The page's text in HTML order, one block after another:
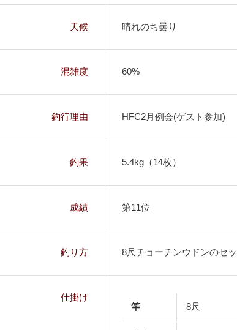
天候 晴れのち曇り
混雑度 60%
釣行理由 HFC2月例会(ゲスト参加)
釣果 5.4kg（14枚）
成績 第11位
釣り方 8尺チョーチンウドンのセ
仕掛け
竿
8尺